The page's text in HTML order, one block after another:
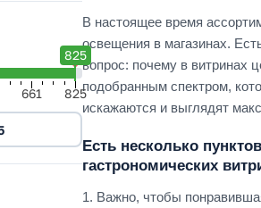
825
661 825
В настоящее время
освещения в магазинах.
вопрос: почему в витринах
подобранным спектром,
искажаются и выглядят
Есть несколько
гастрономических
1. Важно, чтобы